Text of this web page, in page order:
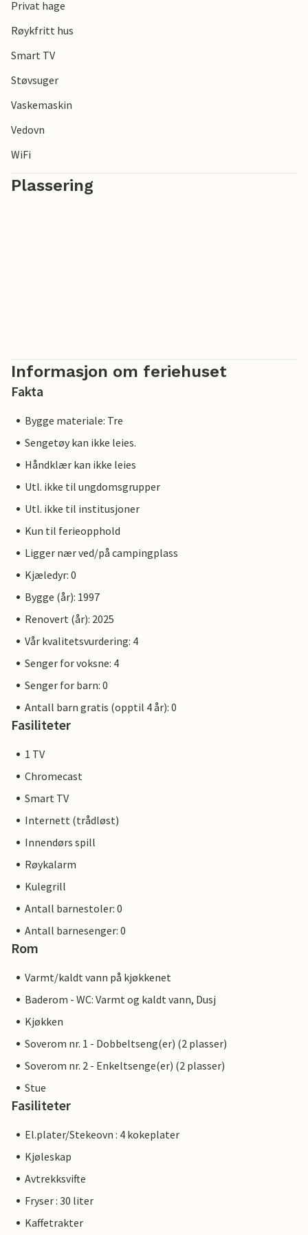
museer og restauranter er også verdt en tur.
Privat hage
Røykfritt hus
Smart TV
Støvsuger
Vaskemaskin
Vedovn
WiFi
Plassering
Informasjon om feriehuset
Fakta
Bygge materiale: Tre
Sengetøy kan ikke leies.
Håndklær kan ikke leies
Utl. ikke til ungdomsgrupper
Utl. ikke til institusjoner
Kun til ferieopphold
Ligger nær ved/på campingplass
Kjæledyr: 0
Bygge (år): 1997
Renovert (år): 2025
Vår kvalitetsvurdering: 4
Senger for voksne: 4
Senger for barn: 0
Antall barn gratis (opptil 4 år): 0
Fasiliteter
1 TV
Chromecast
Smart TV
Internett (trådløst)
Innendørs spill
Røykalarm
Kulegrill
Antall barnestoler: 0
Antall barnesenger: 0
Rom
Varmt/kaldt vann på kjøkkenet
Baderom - WC: Varmt og kaldt vann, Dusj
Kjøkken
Soverom nr. 1 - Dobbeltseng(er) (2 plasser)
Soverom nr. 2 - Enkeltsenge(er) (2 plasser)
Stue
Fasiliteter
El.plater/Stekeovn : 4 kokeplater
Kjøleskap
Avtrekksvifte
Fryser : 30 liter
Kaffetrakter